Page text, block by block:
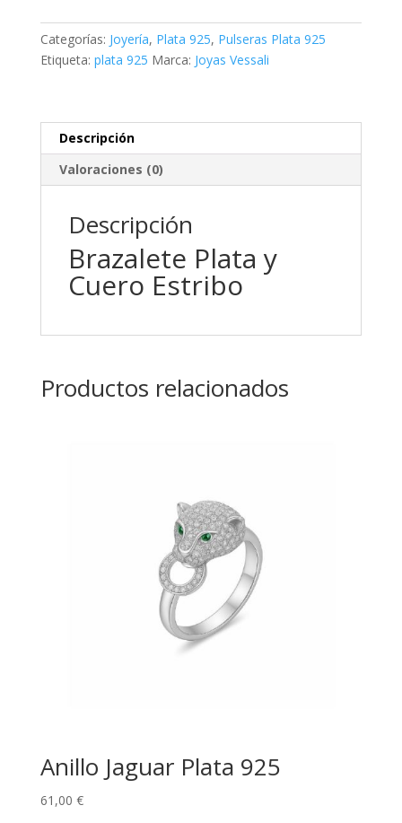
cantidad
Categorías: Joyería, Plata 925, Pulseras Plata 925
Etiqueta: plata 925 Marca: Joyas Vessali
Descripción
Valoraciones (0)
Descripción
Brazalete Plata y
Cuero Estribo
Productos relacionados
Anillo Jaguar Plata 925
61,00 €